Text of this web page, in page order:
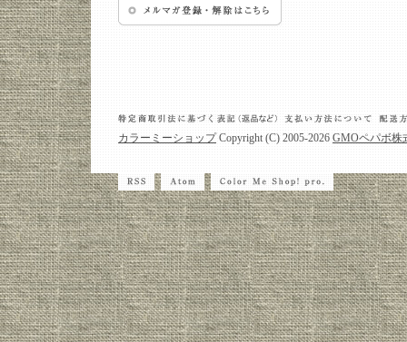
カラーミーショップCopyright (C) 2005-2026 GMOペパボ株